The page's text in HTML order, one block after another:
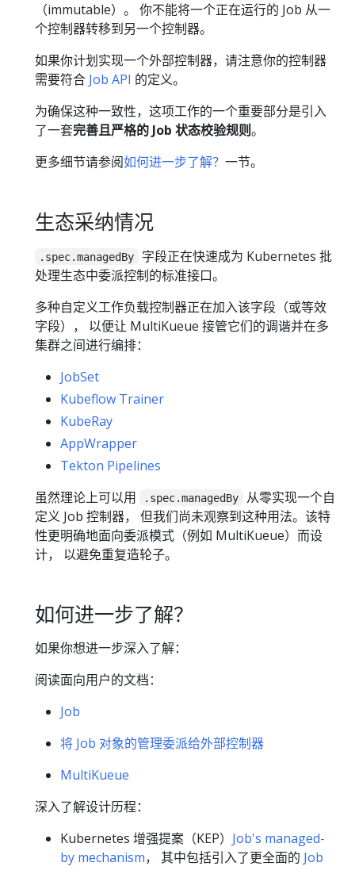
（immutable）。 你不能将一个正在运行的 Job 从一
个控制器转移到另一个控制器。
如果你计划实现一个外部控制器，请注意你的控制器
需要符合 Job API 的定义。
为确保这种一致性，这项工作的一个重要部分是引入
了一套完善且严格的 Job 状态校验规则。
更多细节请参阅如何进一步了解？ 一节。
生态采纳情况
.spec.managedBy
字段正在快速成为 Kubernetes 批
处理生态中委派控制的标准接口。
多种自定义工作负载控制器正在加入该字段（或等效
字段）， 以便让 MultiKueue 接管它们的调谐并在多
集群之间进行编排：
JobSet
Kubeflow Trainer
KubeRay
AppWrapper
Tekton Pipelines
虽然理论上可以用
.spec.managedBy
从零实现一个自
定义 Job 控制器， 但我们尚未观察到这种用法。该特
性更明确地面向委派模式（例如 MultiKueue）而设
计， 以避免重复造轮子。
如何进一步了解？
如果你想进一步深入了解：
阅读面向用户的文档：
Job
将 Job 对象的管理委派给外部控制器
MultiKueue
深入了解设计历程：
Kubernetes 增强提案（KEP） Job's managed-
by mechanism， 其中包括引入了更全面的 Job